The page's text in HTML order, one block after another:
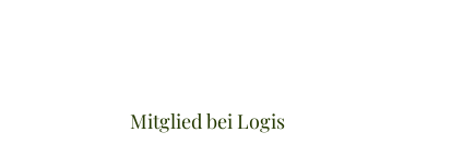
Mitglied bei Logis